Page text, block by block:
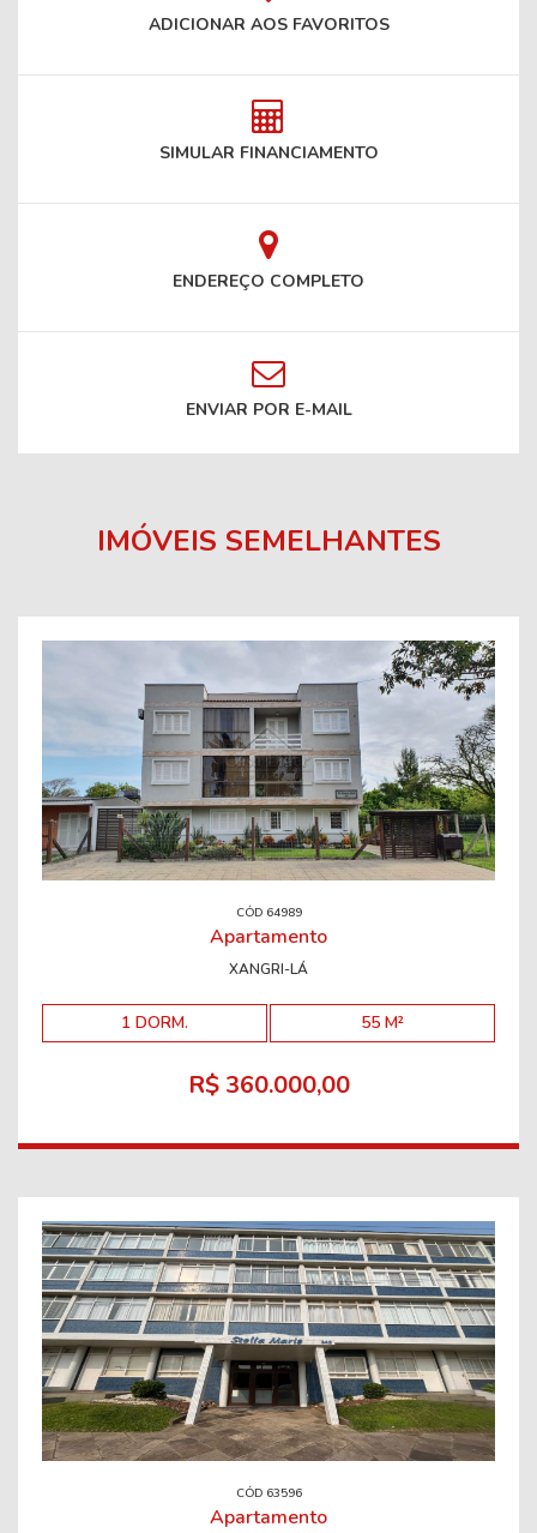
ADICIONAR AOS FAVORITOS
SIMULAR FINANCIAMENTO
ENDEREÇO COMPLETO
ENVIAR POR E-MAIL
IMÓVEIS SEMELHANTES
CÓD 64989
Apartamento
XANGRI-LÁ
1 DORM. 55 M²
R$ 360.000,00
CÓD 63596
Apartamento